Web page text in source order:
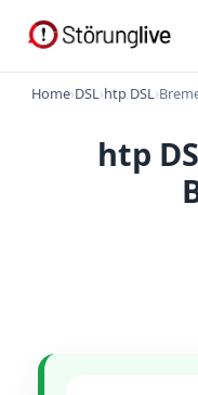
Home›DSL›htp DSL›
htp